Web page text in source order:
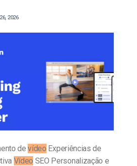
2026
devídeo Experiências de
Vídeo SEO Personalização e